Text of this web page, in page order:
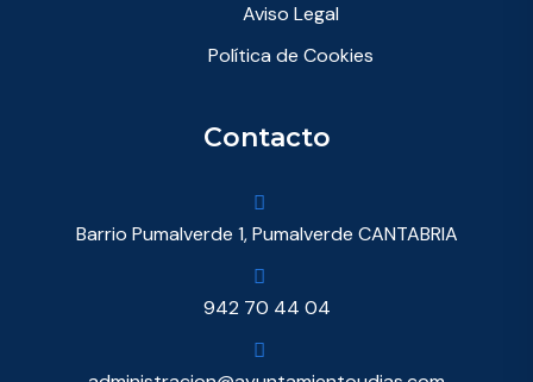
Aviso Legal
Política de Cookies
Contacto
Barrio Pumalverde 1, Pumalverde CANTABRIA
942 70 44 04